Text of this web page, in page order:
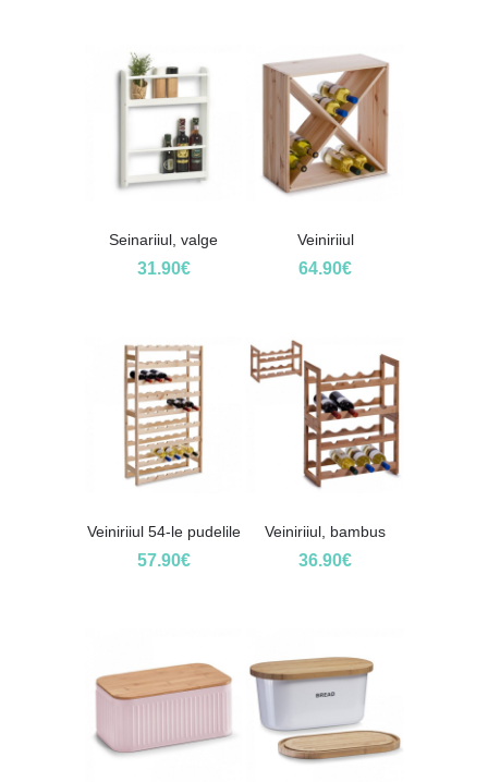
Seinariiul, valge
31.90€
Veiniriiul
64.90€
Veiniriiul 54-le pudelile
57.90€
Veiniriiul, bambus
36.90€